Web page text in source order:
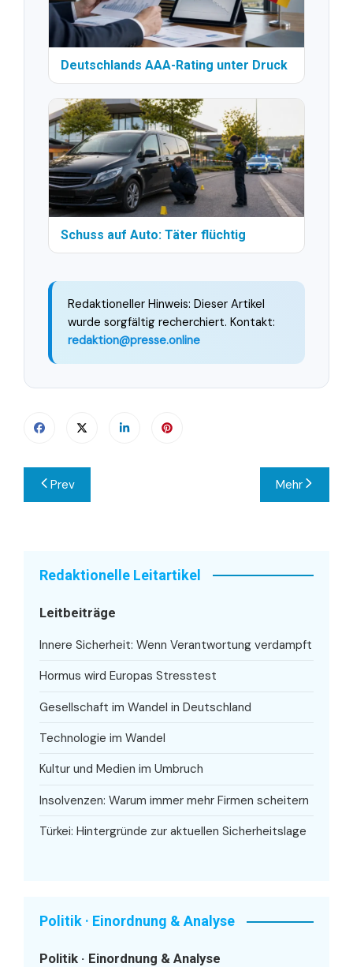
Deutschlands AAA-Rating unter Druck
Schuss auf Auto: Täter flüchtig
Redaktioneller Hinweis: Dieser Artikel
wurde sorgfältig recherchiert. Kontakt:
redaktion@presse.online
Beitragsnavigation
Prev Mehr
Redaktionelle Leitartikel
Leitbeiträge
Innere Sicherheit: Wenn Verantwortung verdampft
Hormus wird Europas Stresstest
Gesellschaft im Wandel in Deutschland
Technologie im Wandel
Kultur und Medien im Umbruch
Insolvenzen: Warum immer mehr Firmen scheitern
Türkei: Hintergründe zur aktuellen Sicherheitslage
Politik · Einordnung & Analyse
Politik · Einordnung & Analyse